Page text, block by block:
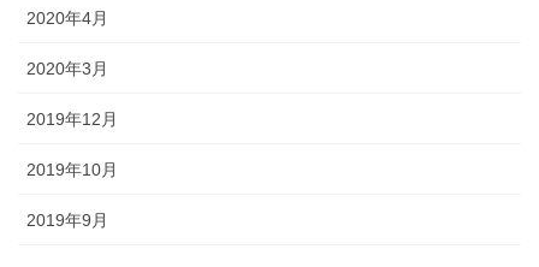
2020年4月
2020年3月
2019年12月
2019年10月
2019年9月